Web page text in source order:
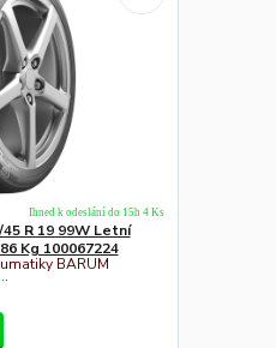
45 R 19 99W Letní
Kg 100067224
BARUM
Ihned k odeslání do 15h 4 Ks